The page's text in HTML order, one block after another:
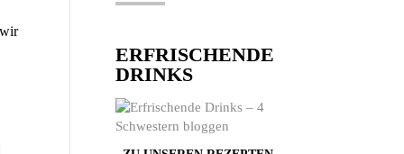
ERFRISCHENDE
DRINKS